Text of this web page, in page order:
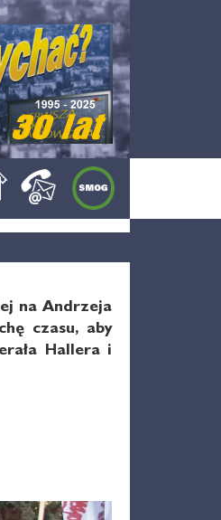
na Andrzeja
czasu, aby
Hallera i